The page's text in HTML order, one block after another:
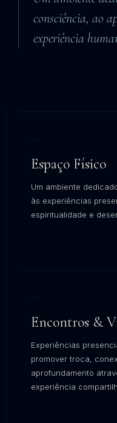
consciência, ao
experiência
01
Espaço Físico
Um ambiente
às experiências
espiritualidade e
Encontros &
Experiências
promover troca,
aprofundamento
experiência